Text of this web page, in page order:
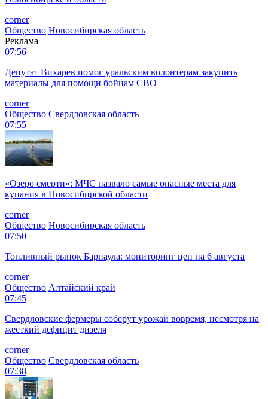
corner
Общество Новосибирская область
Реклама
07:56
Депутат Вихарев помог уральским волонтерам закупить
материалы для помощи бойцам СВО
corner
Общество Свердловская область
07:55
«Озеро смерти»: МЧС назвало самые опасные места для
купания в Новосибирской области
corner
Общество Новосибирская область
07:50
Топливный рынок Барнаула: мониторинг цен на 6 августа
corner
Общество Алтайский край
07:45
Свердловские фермеры соберут урожай вовремя, несмотря на
жесткий дефицит дизеля
corner
Общество Свердловская область
07:38